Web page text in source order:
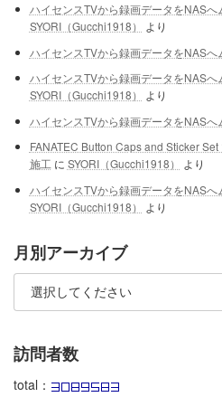
ハイセンスTVから録画データをNASへ
SYORI（Gucchi1918）
より
ハイセンスTVから録画データをNASへ
ハイセンスTVから録画データをNASへ
SYORI（Gucchi1918）
より
ハイセンスTVから録画データをNASへ
FANATEC Button Caps and Sticker
施工 に SYORI（Gucchi1918）
より
ハイセンスTVから録画データをNASへ
SYORI（Gucchi1918）
より
月別アーカイブ
訪問者数
total：